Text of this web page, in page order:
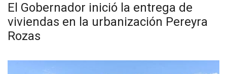
El Gobernador inició la entrega de
viviendas en la urbanización Pereyra
Rozas